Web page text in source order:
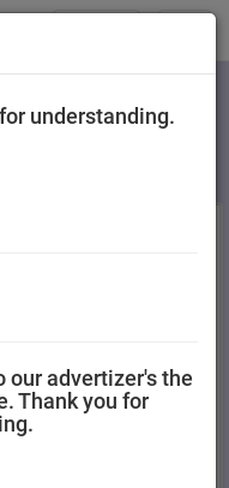
understanding.
our advertizer's the
Thank you for